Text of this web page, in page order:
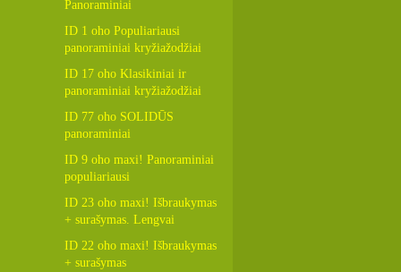
Panoraminiai
ID 1 oho Populiariausi
panoraminiai kryžiažodžiai
ID 17 oho Klasikiniai ir
panoraminiai kryžiažodžiai
ID 77 oho SOLIDŪS
panoraminiai
ID 9 oho maxi! Panoraminiai
populiariausi
ID 23 oho maxi! Išbraukymas
+ surašymas. Lengvai
ID 22 oho maxi! Išbraukymas
+ surašymas